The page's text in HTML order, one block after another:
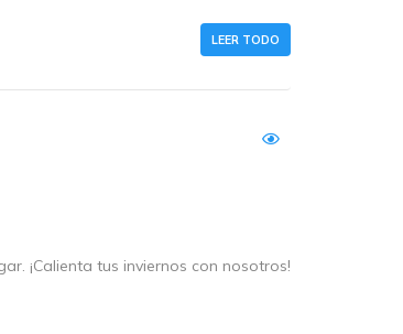
LEER TODO
¡Calienta tus inviernos con nosotros!